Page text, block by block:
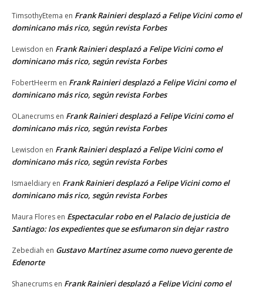
TimsothyEtema en Frank Rainieri desplazó a Felipe Vicini como el
dominicano más rico, según revista Forbes
Lewisdon en Frank Rainieri desplazó a Felipe Vicini como el
dominicano más rico, según revista Forbes
FobertHeerm en Frank Rainieri desplazó a Felipe Vicini como el
dominicano más rico, según revista Forbes
OLanecrums en Frank Rainieri desplazó a Felipe Vicini como el
dominicano más rico, según revista Forbes
Lewisdon en Frank Rainieri desplazó a Felipe Vicini como el
dominicano más rico, según revista Forbes
Ismaeldiary en Frank Rainieri desplazó a Felipe Vicini como el
dominicano más rico, según revista Forbes
Maura Flores en Espectacular robo en el Palacio de justicia de
Santiago: los expedientes que se esfumaron sin dejar rastro
Zebediah en Gustavo Martínez asume como nuevo gerente de
Edenorte
Shanecrums en Frank Rainieri desplazó a Felipe Vicini como el